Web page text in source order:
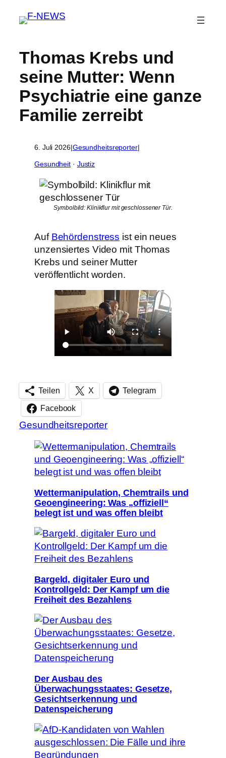
Thomas Krebs und
seine Mutter: Wenn
Psychiatrie eine ganze
Familie zerreibt
6. Juli 2026|Gesundheitsreporter|
Gesundheit · Justiz
Symbolbild: Klinikflur mit geschlossener Tür.
Auf Behördenstress ist ein neues
unzensiertes Video mit Thomas
Krebs und seiner Mutter
veröffentlicht worden.
Teilen X Telegram
Facebook
Gesundheitsreporter
Wettermanipulation, Chemtrails und
Geoengineering: Was „offiziell“
belegt ist und was offen bleibt
Bargeld, digitaler Euro und
Kontrollgeld: Der Kampf um die
Freiheit des Bezahlens
Der Ausbau des
Überwachungsstaates: Gesetze,
Gesichtserkennung und
Datenspeicherung